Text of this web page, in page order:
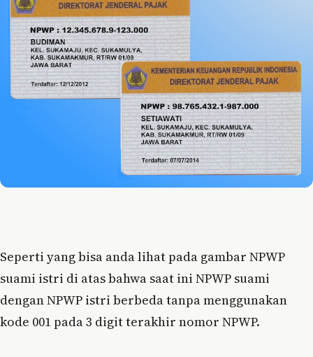
Seperti yang bisa anda lihat pada gambar NPWP
suami istri di atas bahwa saat ini NPWP suami
dengan NPWP istri berbeda tanpa menggunakan
kode 001 pada 3 digit terakhir nomor NPWP.